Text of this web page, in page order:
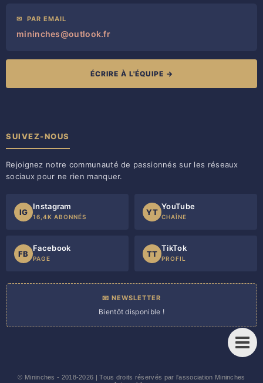
✉ PAR EMAIL
mininches@outlook.fr
ÉCRIRE À L'ÉQUIPE →
SUIVEZ-NOUS
Rejoignez notre communauté de passionnés sur les réseaux
sociaux pour ne rien manquer.
IG
Instagram
16,4K ABONNÉS
YT
YouTube
CHAÎNE
FB
Facebook
PAGE
TT
TikTok
PROFIL
📧 NEWSLETTER
Bientôt disponible !
© Mininches - 2018-2026 | Tous droits réservés par l'association Mininches